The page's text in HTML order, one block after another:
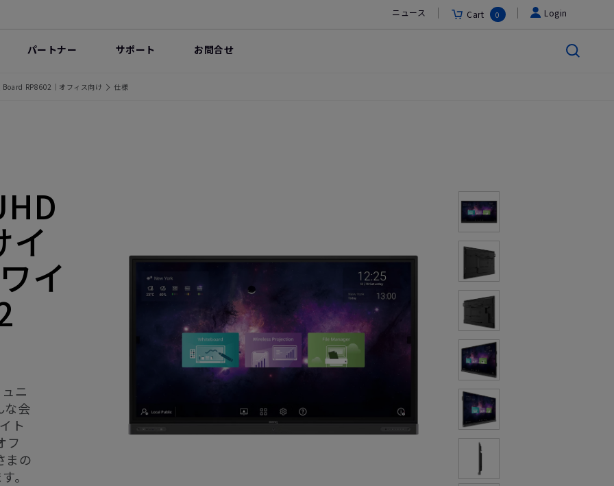
ニュース Cart 0 Login
パートナー サポート お問合せ
Board RP8602｜オフィス向け 仕様
イ
イ
ニ
な会
ト
フ
まの
。